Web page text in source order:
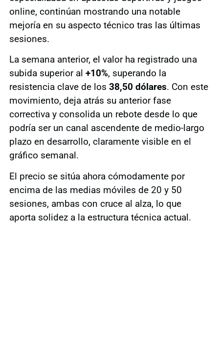
online, continúan mostrando una notable
mejoría en su aspecto técnico tras las últimas
sesiones.
La semana anterior, el valor ha registrado una
subida superior al +10%, superando la
resistencia clave de los 38,50 dólares. Con este
movimiento, deja atrás su anterior fase
correctiva y consolida un rebote desde lo que
podría ser un canal ascendente de medio-largo
plazo en desarrollo, claramente visible en el
gráfico semanal.
El precio se sitúa ahora cómodamente por
encima de las medias móviles de 20 y 50
sesiones, ambas con cruce al alza, lo que
aporta solidez a la estructura técnica actual.